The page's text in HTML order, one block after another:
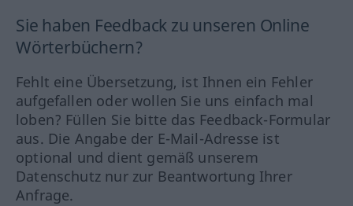
Sie haben Feedback zu unseren Online
Wörterbüchern?
Fehlt eine Übersetzung, ist Ihnen ein Fehler
aufgefallen oder wollen Sie uns einfach mal
loben? Füllen Sie bitte das Feedback-Formular
aus. Die Angabe der E-Mail-Adresse ist
optional und dient gemäß unserem
Datenschutz nur zur Beantwortung Ihrer
Anfrage.